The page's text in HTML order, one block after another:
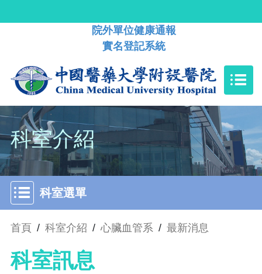
院外單位健康通報
實名登記系統
科室介紹
科室選單
首頁 / 科室介紹 / 心臟血管系 / 最新消息
科室訊息